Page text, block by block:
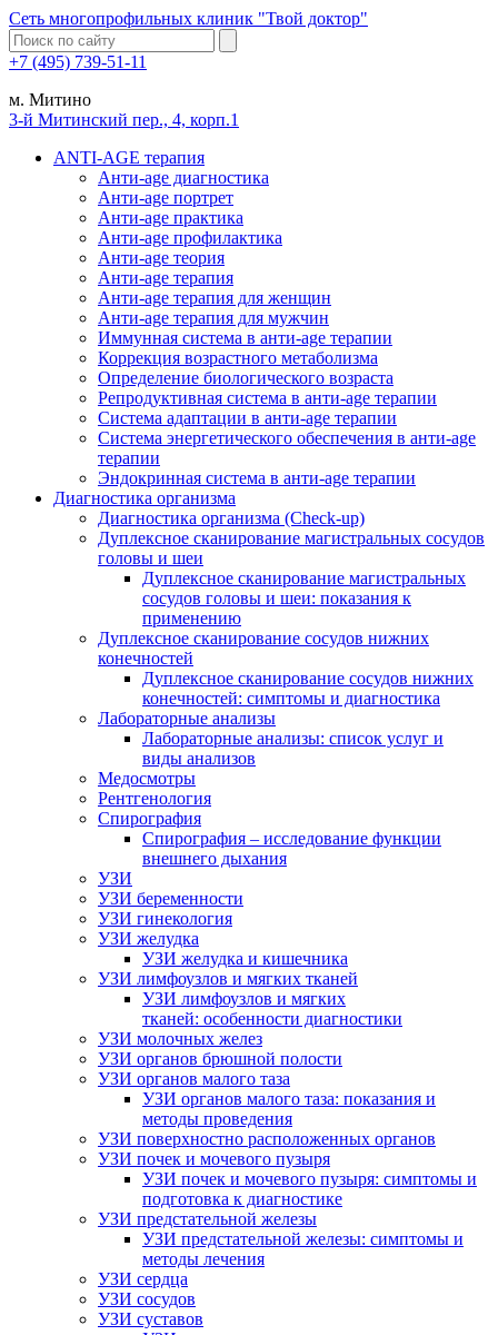
Сеть многопрофильных клиник "Твой доктор"
+7 (495) 739-51-11
м. Митино
3-й Митинский пер., 4, корп.1
ANTI-AGE терапия
Анти-age диагностика
Анти-age портрет
Анти-age практика
Анти-age профилактика
Анти-age теория
Анти-age терапия
Анти-age терапия для женщин
Анти-age терапия для мужчин
Иммунная система в анти-age терапии
Коррекция возрастного метаболизма
Определение биологического возраста
Репродуктивная система в анти-age терапии
Система адаптации в анти-age терапии
Система энергетического обеспечения в анти-age
терапии
Эндокринная система в анти-age терапии
Диагностика организма
Диагностика организма (Check-up)
Дуплексное сканирование магистральных сосудов
головы и шеи
Дуплексное сканирование магистральных
сосудов головы и шеи: показания к
применению
Дуплексное сканирование сосудов нижних
конечностей
Дуплексное сканирование сосудов нижних
конечностей: симптомы и диагностика
Лабораторные анализы
Лабораторные анализы: список услуг и
виды анализов
Медосмотры
Рентгенология
Спирография
Спирография – исследование функции
внешнего дыхания
УЗИ
УЗИ беременности
УЗИ гинекология
УЗИ желудка
УЗИ желудка и кишечника
УЗИ лимфоузлов и мягких тканей
УЗИ лимфоузлов и мягких
тканей: особенности диагностики
УЗИ молочных желез
УЗИ органов брюшной полости
УЗИ органов малого таза
УЗИ органов малого таза: показания и
методы проведения
УЗИ поверхностно расположенных органов
УЗИ почек и мочевого пузыря
УЗИ почек и мочевого пузыря: симптомы и
подготовка к диагностике
УЗИ предстательной железы
УЗИ предстательной железы: симптомы и
методы лечения
УЗИ сердца
УЗИ сосудов
УЗИ суставов